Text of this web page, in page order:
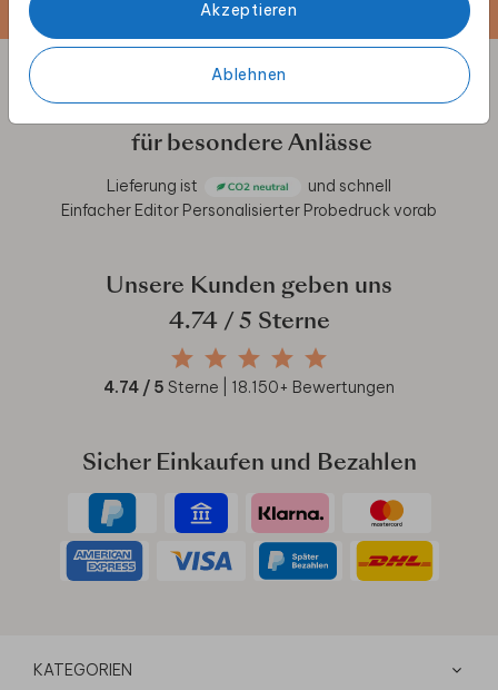
Akzeptieren
Ablehnen
Designs individuell anpassen
für besondere Anlässe
Lieferung ist
und schnell
Einfacher Editor Personalisierter Probedruck vorab
Unsere Kunden geben uns
4.74/ 5 Sterne
4.74 / 5 Sterne | 18.150+ Bewertungen
Sicher Einkaufen und Bezahlen
KATEGORIEN